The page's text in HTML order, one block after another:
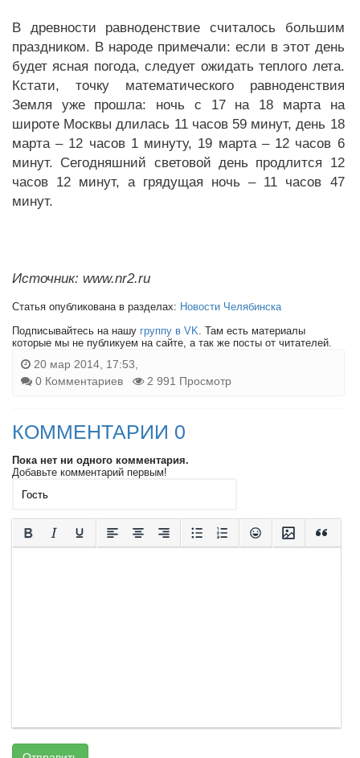
В древности равноденствие считалось большим
праздником. В народе примечали: если в этот день
будет ясная погода, следует ожидать теплого лета.
Кстати, точку математического равноденствия
Земля уже прошла: ночь с 17 на 18 марта на
широте Москвы длилась 11 часов 59 минут, день 18
марта – 12 часов 1 минуту, 19 марта – 12 часов 6
минут. Сегодняшний световой день продлится 12
часов 12 минут, а грядущая ночь – 11 часов 47
минут.
Источник: www.nr2.ru
Статья опубликована в разделах: Новости Челябинска
Подписывайтесь на нашу группу в VK. Там есть материалы
которые мы не публикуем на сайте, а так же посты от читателей.
20 мар 2014, 17:53,
0 Комментариев
2 991 Просмотр
КОММЕНТАРИИ 0
Пока нет ни одного комментария.
Добавьте комментарий первым!